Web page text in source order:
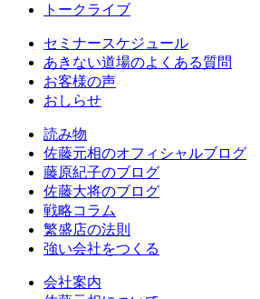
トークライブ
セミナースケジュール
あきない道場のよくある質問
お客様の声
おしらせ
読み物
佐藤元相のオフィシャルブログ
藤原紀子のブログ
佐藤大将のブログ
戦略コラム
繁盛店の法則
強い会社をつくる
会社案内